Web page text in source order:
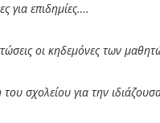
για επιδημίες….
οι κηδεμόνες των
σχολείου για την